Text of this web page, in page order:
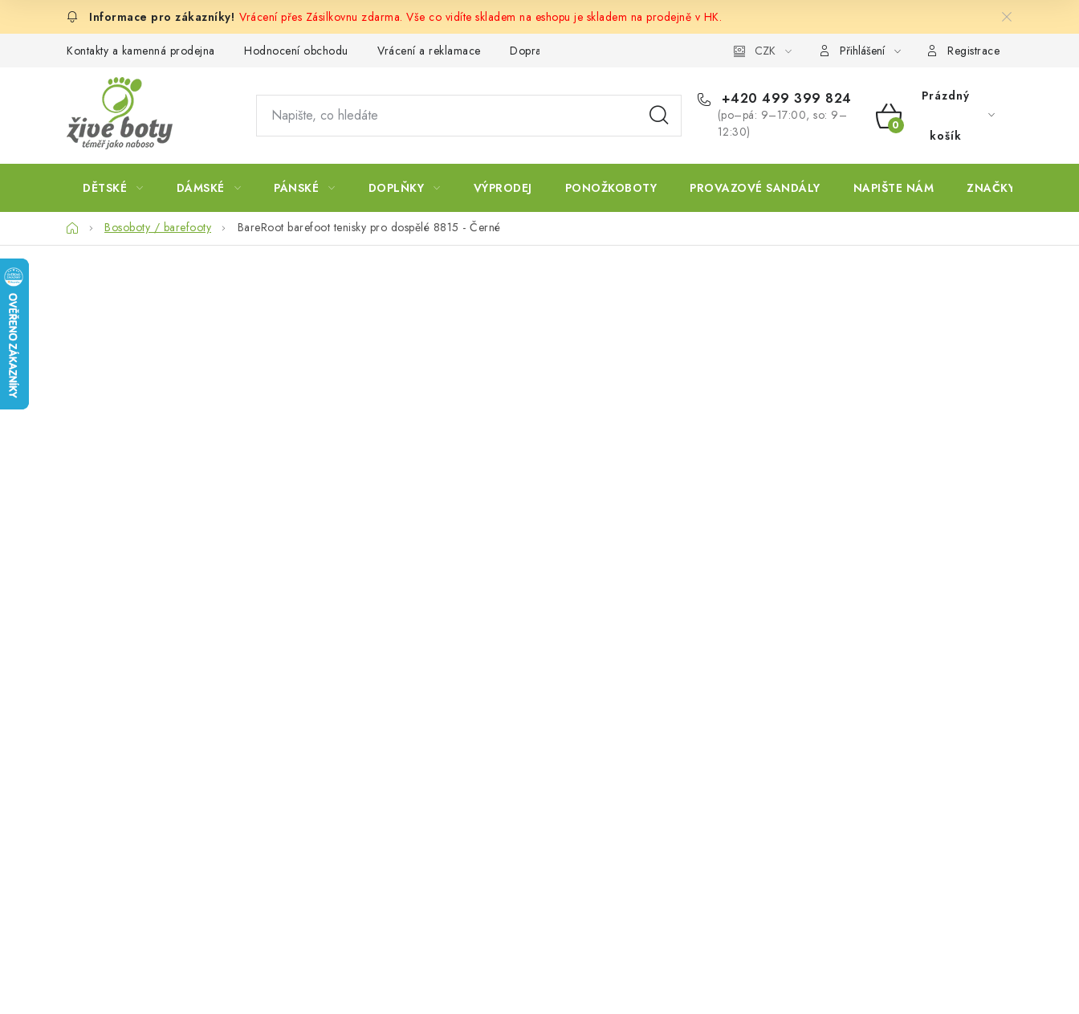
Vrácení přes Zásilkovnu zdarma. Vše co vidíte skladem na eshopu je skladem na prodejně v HK.
Kontakty a kamenná prodejna Hodnocení obchodu Vrácení a reklamace Doprava a platba CZK Přihlášení Registrace
+420 499 399 824
(po–pá: 9–17:00, so: 9–
12:30)
NÁKUPNÍ
KOŠÍK
Prázdný
košík
DĚTSKÉ DÁMSKÉ PÁNSKÉ DOPLŇKY VÝPRODEJ PONOŽKOBOTY PROVAZOVÉ SANDÁLY NAPIŠTE NÁM ZNAČKY
DomůBosoboty / barefooty BareRoot barefoot tenisky pro dospělé 8815 - Černé